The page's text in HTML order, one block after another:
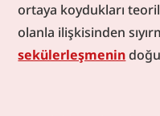
ortaya koydukları
sekülerleşmenin